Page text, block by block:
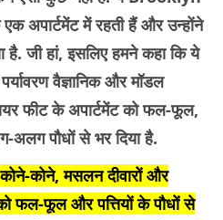
में रहती हैं और उन्होंने
जी हां, इसलिए हमने कहा कि ये
वैज्ञानिक और मॉडल
फीट के अपार्टमेंट को फल-फूल,
पौधों से भर दिया है.
कोने, मसलन दीवारों और
फूल और पत्तियों के पौधों से